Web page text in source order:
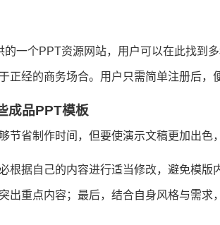
的一个PPT资源网站，用户可以在此找到
正经的商务场合。用户只需简单注册后，
成品PPT模板
节省制作时间，但要使演示文稿更加出色
根据自己的内容进行适当修改，避免模版
出重点内容；最后，结合自身风格与需求